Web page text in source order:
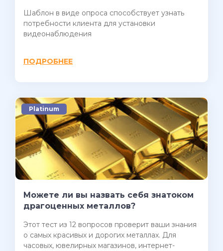
Шаблон в виде опроса способствует узнать
потребности клиента для установки
видеонаблюдения
ПОДРОБНЕЕ
Platinum
Можете ли вы назвать себя знатоком
драгоценных металлов?
Этот тест из 12 вопросов проверит ваши знания
о самых красивых и дорогих металлах. Для
часовых, ювелирных магазинов, интернет-